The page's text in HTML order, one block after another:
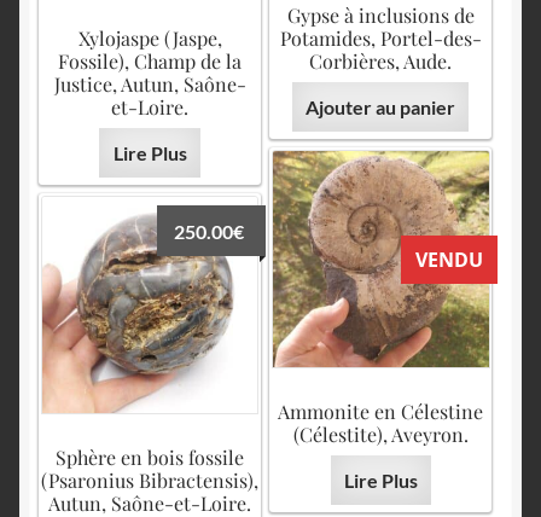
Gypse à inclusions de
Potamides, Portel-des-
Corbières, Aude.
Ajouter au panier
Xylojaspe (Jaspe,
Fossile), Champ de la
Justice, Autun, Saône-
et-Loire.
Lire Plus
VENDU
Ammonite en Célestine
(Célestite), Aveyron.
Lire Plus
Sphère en bois fossile
(Psaronius Bibractensis),
Autun, Saône-et-Loire.
250.00€